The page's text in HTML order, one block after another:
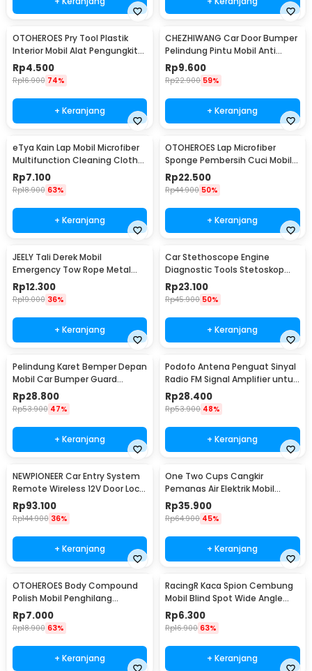
OTOHEROES Pry Tool Plastik
Interior Mobil Alat Pengungkit
Set 4 PCS - AA16
Rp4.500
Rp16.900 74%
+ Keranjang
CHEZHIWANG Car Door Bumper
Pelindung Pintu Mobil Anti
Gores 8 PCS - HT-001
Rp9.600
Rp22.900 59%
+ Keranjang
eTya Kain Lap Mobil Microfiber
Multifunction Cleaning Cloth
30x39cm - H-10
Rp7.100
Rp18.900 63%
+ Keranjang
OTOHEROES Lap Microfiber
Sponge Pembersih Cuci Mobil
Motor - TP266
Rp22.500
Rp44.900 50%
+ Keranjang
JEELY Tali Derek Mobil
Emergency Tow Rope Metal
Buckle U-Type 2.7M - JL30
Rp12.300
Rp19.000 36%
+ Keranjang
Car Stethoscope Engine
Diagnostic Tools Stetoskop
Mesin Mobil - W80582
Rp23.100
Rp45.900 50%
+ Keranjang
Pelindung Karet Bemper Depan
Mobil Car Bumper Guard
57mm 2.5M
Rp28.800
Rp53.900 47%
+ Keranjang
Podofo Antena Penguat Sinyal
Radio FM Signal Amplifier untuk
Mobil - ANT-208
Rp28.400
Rp53.900 48%
+ Keranjang
NEWPIONEER Car Entry System
Remote Wireless 12V Door Lock
Mobil - CK18
Rp93.100
Rp144.900 36%
+ Keranjang
One Two Cups Cangkir
Pemanas Air Elektrik Mobil
Travel Mug 450ml - NJ88
Rp35.900
Rp64.900 45%
+ Keranjang
OTOHEROES Body Compound
Polish Mobil Penghilang
Goresan 15g with Spons - YYC-
508
Rp7.000
Rp18.900 63%
+ Keranjang
RacingR Kaca Spion Cembung
Mobil Blind Spot Wide Angle
50mm 2 Pcs - J0027
Rp6.300
Rp16.900 63%
+ Keranjang